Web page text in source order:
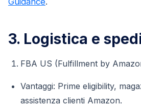
3. Logistica e
FBA US (Fulfillment by
Vantaggi: Prime eligibility,
assistenza clienti Amazon.